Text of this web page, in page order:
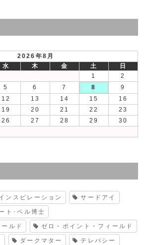
2026年8月
水 木 金 土
日
1
2
5 6 7 8
9
12 13 14 15
16
19 20 21 22
23
26 27 28 29
30
ンスピレーション サードアイ
ト･ベル博士
ルド ゼロ・ポイント・フィールド
ダークマター テレパシー